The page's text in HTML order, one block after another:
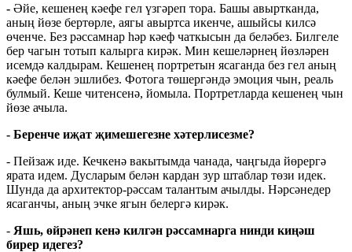
- Әйе, кешенең кәефе гел үзгәреп тора. Башы авыртканда,
аның йөзе бертөрле, аягы авыртса икенче, ашыйсы килсә
өченче. Без рәссамнар һәр кәеф чаткысын да беләбез. Билгеле
бер чагын тотып калырга кирәк. Мин кешеләрнең йөзләрен
исемдә калдырам. Кешенең портретын ясаганда без гел аның
кәефе белән эшлибез. Фотога төшергәндә эмоция чын, реаль
булмый. Кеше читенсенә, йомыла. Портретларда кешенең чын
йөзе ачыла.
- Беренче иҗат җимешегезне хәтерлисезме?
- Пейзаж иде. Кечкенә вакытымда чанада, чаңгыда йөрергә
ярата идем. Дусларым белән кардан зур штаблар төзи идек.
Шунда да архитектор-рәссам талантым ачылды. Нәрсәнедер
ясаганчы, аның эчке ягын белергә кирәк.
- Яшь, өйрәнеп кенә килгән рәссамнарга нинди киңәш
бирер идегез?